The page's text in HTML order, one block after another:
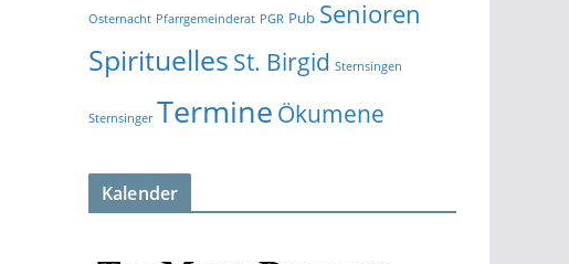
Osternacht Pfarrgemeinderat PGR Pub Senioren
Spirituelles St. Birgid Sternsingen
Sternsinger Termine Ökumene
Kalender